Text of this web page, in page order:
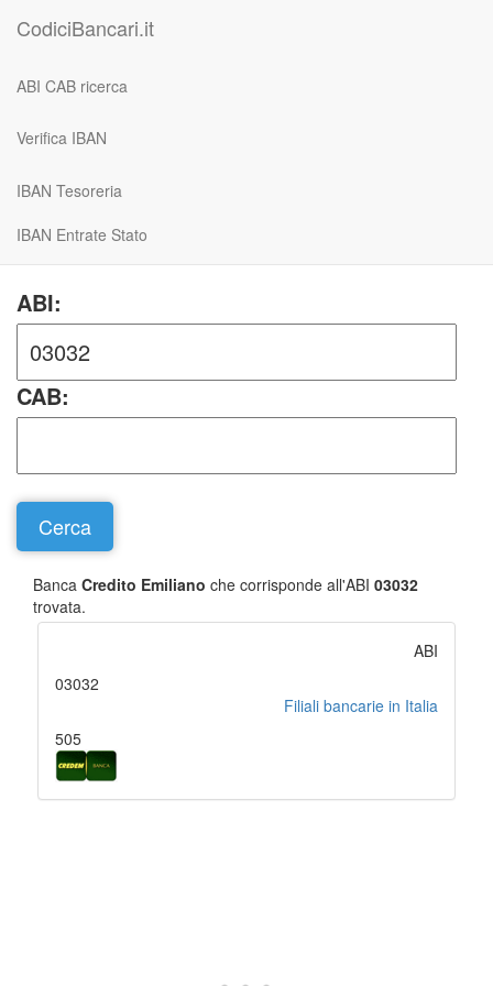
CodiciBancari.it
ABI CAB ricerca
Verifica IBAN
IBAN Tesoreria
IBAN Entrate Stato
ABI:
CAB:
Banca Credito Emiliano che corrisponde all'ABI 03032
trovata.
ABI
03032
Filiali bancarie in Italia
505